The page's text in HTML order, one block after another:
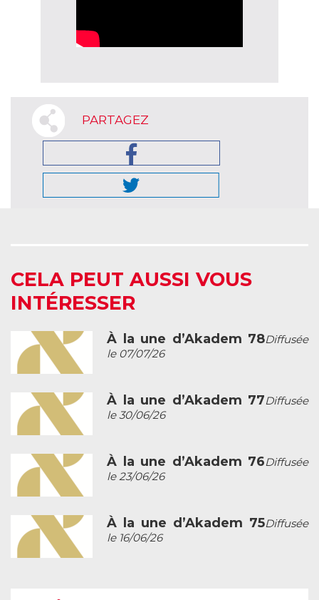
PARTAGEZ
CELA PEUT AUSSI VOUS
INTÉRESSER
À la une d’Akadem 78Diffusée
le 07/07/26
À la une d’Akadem 77Diffusée
le 30/06/26
À la une d’Akadem 76Diffusée
le 23/06/26
À la une d’Akadem 75Diffusée
le 16/06/26